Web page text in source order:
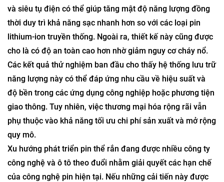
và siêu tụ điện có thể giúp tăng mật độ năng lượng đồng
thời duy trì khả năng sạc nhanh hơn so với các loại pin
lithium-ion truyền thống. Ngoài ra, thiết kế này cũng được
cho là có độ an toàn cao hơn nhờ giảm nguy cơ cháy nổ.
Các kết quả thử nghiệm ban đầu cho thấy hệ thống lưu trữ
năng lượng này có thể đáp ứng nhu cầu về hiệu suất và
độ bền trong các ứng dụng công nghiệp hoặc phương tiện
giao thông. Tuy nhiên, việc thương mại hóa rộng rãi vẫn
phụ thuộc vào khả năng tối ưu chi phí sản xuất và mở rộng
quy mô.
Xu hướng phát triển pin thể rắn đang được nhiều công ty
công nghệ và ô tô theo đuổi nhằm giải quyết các hạn chế
của công nghệ pin hiện tại. Nếu những cải tiến này được